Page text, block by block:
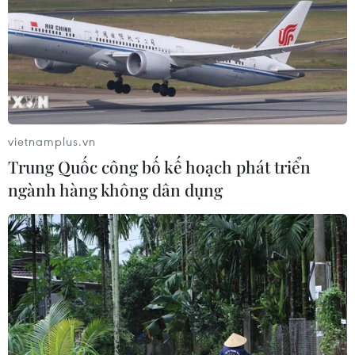
Quốc đe dọa sức khỏe cộng đồng
27/07/2026 23:07
Số ca nhiễm virus Tây sông Nile gia
tăng khắp châu Âu
26/07/2026 09:18
Số ca mắc sởi tại Mỹ lập đỉnh 30 năm
do tỷ lệ tiêm chủng giảm
24/07/2026 23:59
Mỹ điều tra một đợt bùng phát bệnh
tả do ký sinh trùng cyclospora
vietnamplus.vn
Trung Quốc công bố kế hoạch phát triển
ngành hàng không dân dụng